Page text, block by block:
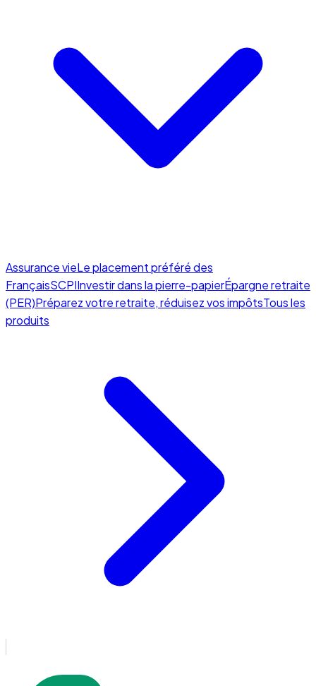
Assurance vieLe placement préféré des
FrançaisSCPIInvestir dans la pierre-papierÉpargne retraite
(PER)Préparez votre retraite, réduisez vos impôtsTous les
produits